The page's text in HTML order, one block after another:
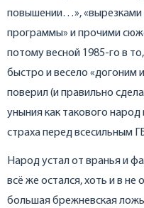
повышении…», «вырезками
программы» и прочими
потому весной 1985-го в
быстро и весело «догоним
поверил (и правильно
уныния как такового
страха перед всесильным
Народ устал от вранья и
всё же остался, хоть и в
большая брежневская